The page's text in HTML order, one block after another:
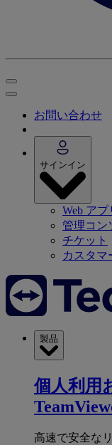
お問い合わせ
サインイン
Web アプ
管理コン
チケット
カスタマ
製品
個人利用
高速で安全な